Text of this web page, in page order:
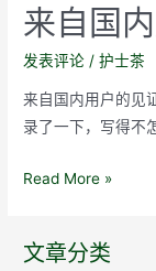
来自国
发表评论 /护士茶
来自国内用户的见
录了一下，写得不
来
内
Read More »
文章分类